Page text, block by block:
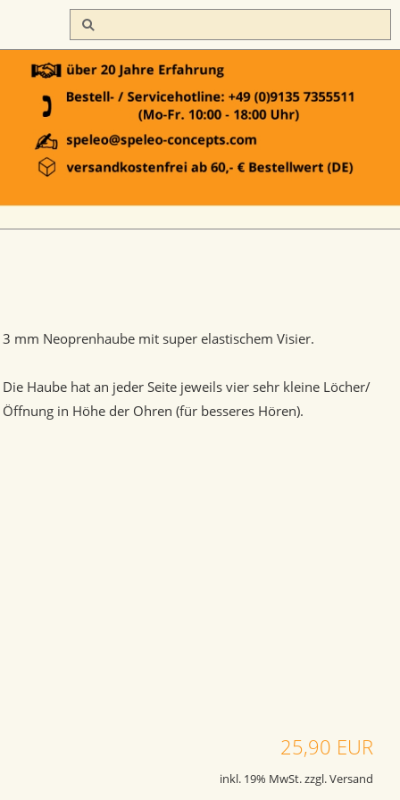
3 mm Neoprenhaube mit super elastischem Visier.
Die Haube hat an jeder Seite jeweils vier sehr kleine Löcher/
Öffnung in Höhe der Ohren (für besseres Hören).
25,90 EUR
inkl. 19% MwSt. zzgl. Versand